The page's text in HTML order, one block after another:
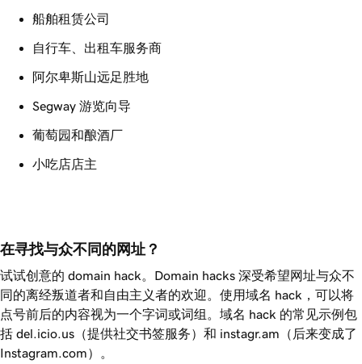
船舶租赁公司
自行车、出租车服务商
阿尔卑斯山远足胜地
Segway 游览向导
葡萄园和酿酒厂
小吃店店主
在寻找与众不同的网址？
试试创意的 domain hack。Domain hacks 深受希望网址与众不
同的离经叛道者和自由主义者的欢迎。使用域名 hack，可以将
点号前后的内容视为一个字词或词组。域名 hack 的常见示例包
括 del.icio.us（提供社交书签服务）和 instagr.am（后来变成了
Instagram.com）。